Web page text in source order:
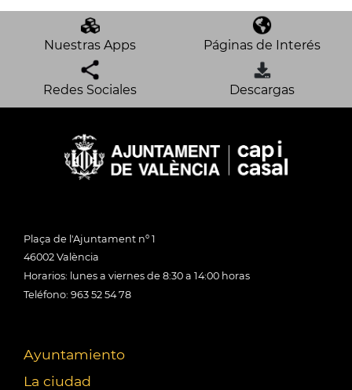
Nuestras Apps Páginas de Interés
Redes Sociales Descargas
Plaça de l'Ajuntament nº 1
46002 València
Horarios: lunes a viernes de 8:30 a 14:00 horas
Teléfono: 963 52 54 78
Ayuntamiento
La ciudad